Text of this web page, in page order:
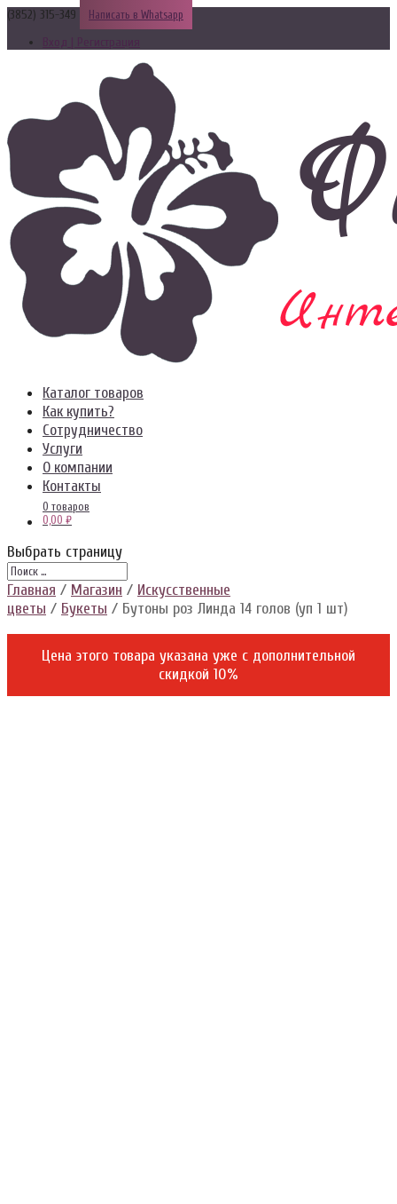
(3852) 315-349 Написать в Whatsapp
Вход | Регистрация
Каталог товаров
Как купить?
Сотрудничество
Услуги
О компании
Контакты
0 товаров
0,00 ₽
Выбрать страницу
Главная / Магазин / Искусственные
цветы / Букеты / Бутоны роз Линда 14 голов (уп 1 шт)
Цена этого товара указана уже c дополнительной
скидкой 10%